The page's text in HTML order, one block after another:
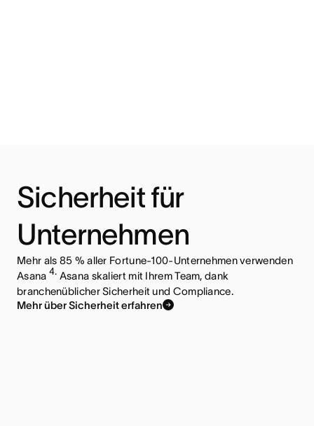
Sicherheit für
Unternehmen
Mehr als 85 % aller Fortune-100-Unternehmen verwenden
Asana 4. Asana skaliert mit Ihrem Team, dank
branchenüblicher Sicherheit und Compliance.
Mehr über Sicherheit erfahren